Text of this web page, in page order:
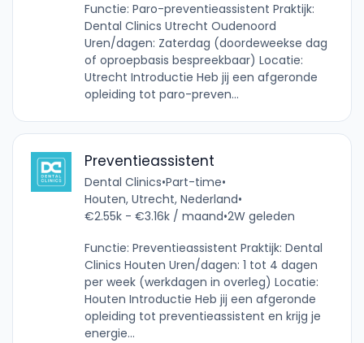
Functie: Paro-preventieassistent Praktijk:
Dental Clinics Utrecht Oudenoord
Uren/dagen: Zaterdag (doordeweekse dag
of oproepbasis bespreekbaar) Locatie:
Utrecht Introductie Heb jij een afgeronde
opleiding tot paro-preven...
Preventieassistent
Dental Clinics•Part-time•
Houten, Utrecht, Nederland•
€2.55k - €3.16k / maand•2W geleden
Functie: Preventieassistent Praktijk: Dental
Clinics Houten Uren/dagen: 1 tot 4 dagen
per week (werkdagen in overleg) Locatie:
Houten Introductie Heb jij een afgeronde
opleiding tot preventieassistent en krijg je
energie...